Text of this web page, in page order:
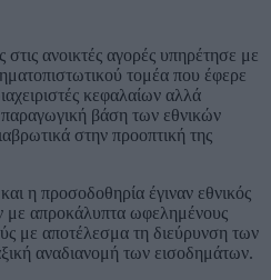
ανοικτές αγορές υπηρέτησε με
τομέα που έφερε
κεφαλαίων αλλά
βάση των εθνικών
στην προοπτική της
η προσοδοθηρία έγιναν εθνικός
απροκάλυπτα ωφελημένους
με αποτέλεσμα τη διεύρυνση των
αναδιανομή των εισοδημάτων.